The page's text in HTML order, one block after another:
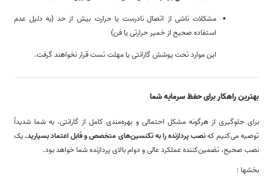
مشکلات ناشی از اتصال نادرست یا حرارت بیش از حد (به دلیل عدم
استفاده صحیح از خمیر حرارتی یا فن)
این موارد تحت پوشش گارانتی یا مهلت تست قرار نخواهند گرفت.
بهترین راهکار برای حفظ سرمایه شما
برای جلوگیری از هرگونه مشکل احتمالی و بهره‌مندی کامل از گارانتی، به شما شدیداً
توصیه می‌کنیم کهنصب پردازنده را به تکنسین‌های متخصص و قابل اعتماد بسپارید. یک
نصب صحیح، تضمین‌کننده عملکرد عالی و دوام بالای پردازنده شما خواهد بود.
بخشها :